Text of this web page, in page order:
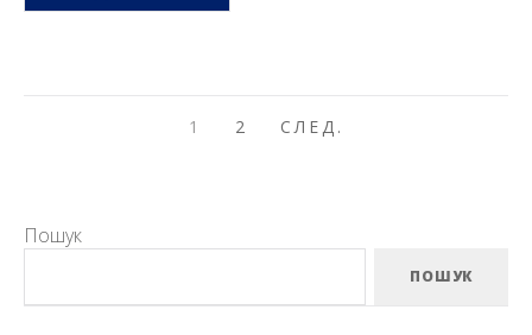
НАВІГАЦІЯ1 2 СЛЕД.
СЛЕД.
Пошук
ПОШУК